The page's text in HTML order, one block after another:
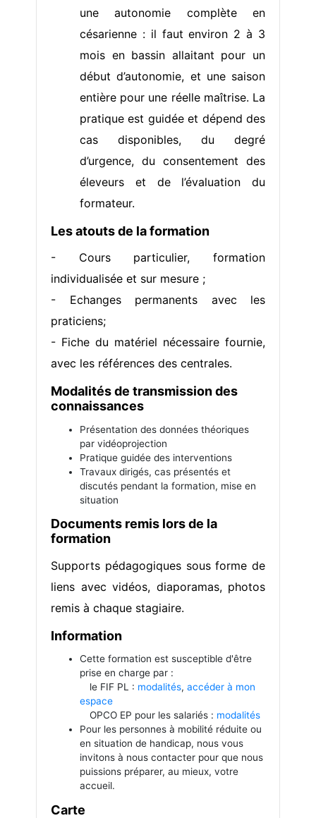
une autonomie complète en
césarienne : il faut environ 2 à 3
mois en bassin allaitant pour un
début d’autonomie, et une saison
entière pour une réelle maîtrise. La
pratique est guidée et dépend des
cas disponibles, du degré
d’urgence, du consentement des
éleveurs et de l’évaluation du
formateur.
Les atouts de la formation
- Cours particulier, formation
individualisée et sur mesure ;
- Echanges permanents avec les
praticiens;
- Fiche du matériel nécessaire fournie,
avec les références des centrales.
Modalités de transmission des
connaissances
Présentation des données théoriques
par vidéoprojection
Pratique guidée des interventions
Travaux dirigés, cas présentés et
discutés pendant la formation, mise en
situation
Documents remis lors de la
formation
Supports pédagogiques sous forme de
liens avec vidéos, diaporamas, photos
remis à chaque stagiaire.
Information
Cette formation est susceptible d'être
prise en charge par :
le FIF PL : modalités, accéder à mon
espace
OPCO EP pour les salariés : modalités
Pour les personnes à mobilité réduite ou
en situation de handicap, nous vous
invitons à nous contacter pour que nous
puissions préparer, au mieux, votre
accueil.
Carte